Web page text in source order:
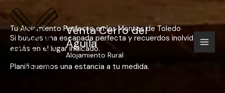
contenido
Venta Cerro del
Águila
Alojamiento Rural
Tu Alojamiento Perfecto en los Montes de Toledo
Si buscas una escapada perfecta y recuerdos inolvidables,
estás en el lugar indicado.
Planifiquemos una estancia a tu medida.